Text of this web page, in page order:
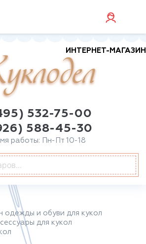
ИНТЕРНЕТ-МАГАЗИН
532-75-00
588-45-30
работы: Пн-Пт 10-18
одежды и обуви для кукол
для кукол